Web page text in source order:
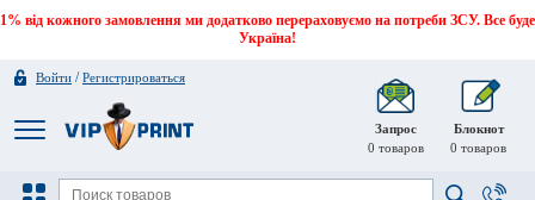
1% від кожного замовлення ми додатково перераховуємо на потреби ЗСУ. Все буде
Україна!
Войти /Регистрироваться
Запрос
0 товаров
Блокнот
0 товаров